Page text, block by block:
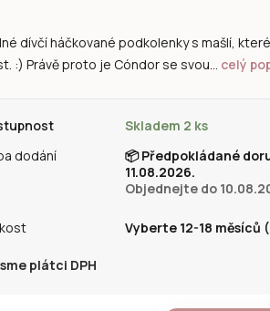
dívčí háčkované podkolenky s mašlí,
:) Právě proto je Cóndor se svou... celý
Skladem 2 ks
dodání
📦Předpokládané
11.08.2026.
Objednejte do
Vyberte 12-18 měsíců
plátci DPH